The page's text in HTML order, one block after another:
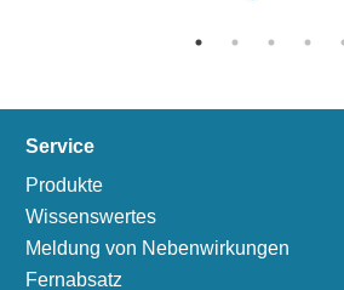
Service
Produkte
Wissenswertes
Meldung von Nebenwirkungen
Fernabsatz